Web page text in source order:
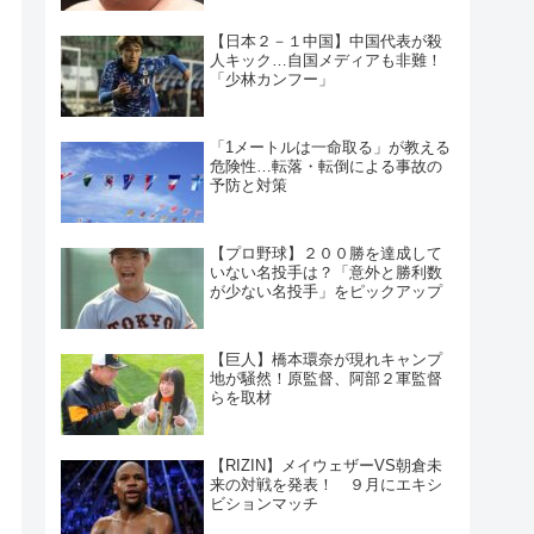
【日本２－１中国】中国代表が殺
人キック…自国メディアも非難！
「少林カンフー」
「1メートルは一命取る」が教える
危険性…転落・転倒による事故の
予防と対策
【プロ野球】２００勝を達成して
いない名投手は？「意外と勝利数
が少ない名投手」をピックアップ
【巨人】橋本環奈が現れキャンプ
地が騒然！原監督、阿部２軍監督
らを取材
【RIZIN】メイウェザーVS朝倉未
来の対戦を発表！ ９月にエキシ
ビションマッチ